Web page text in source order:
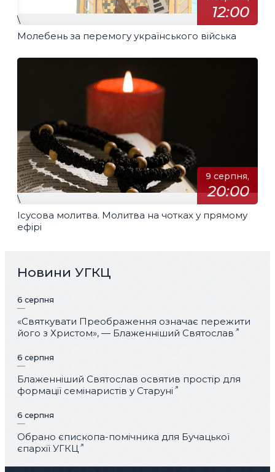
12:00
\
Молебень за перемогу українського війська
9 серпня,
20:00
\
Ісусова молитва. Молитва на чотках у прямому
ефірі
Новини УГКЦ
6 серпня
«Святкувати Преображення означає пережити
його з Христом», — Блаженніший Святослав
6 серпня
Блаженніший Святослав освятив простір для
формації семінаристів у Старуні
6 серпня
Обрано єпископа-помічника для Бучацької
єпархії УГКЦ